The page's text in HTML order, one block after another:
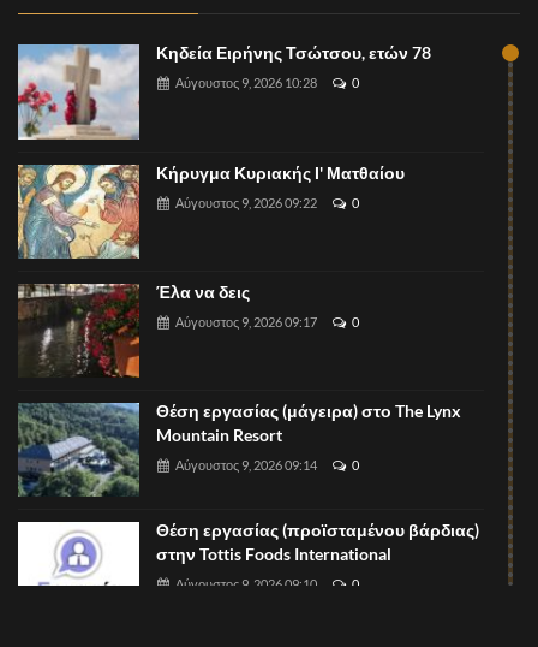
Κηδεία Ειρήνης Τσώτσου, ετών 78
Αύγουστος 9, 2026 10:28 0
Κήρυγμα Κυριακής Ι' Ματθαίου
Αύγουστος 9, 2026 09:22 0
Έλα να δεις
Αύγουστος 9, 2026 09:17 0
Θέση εργασίας (μάγειρα) στο The Lynx
Mountain Resort
Αύγουστος 9, 2026 09:14 0
Θέση εργασίας (προϊσταμένου βάρδιας)
στην Tottis Foods International
Αύγουστος 9, 2026 09:10 0